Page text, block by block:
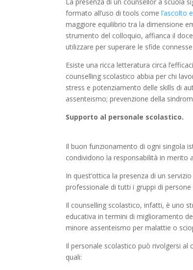
formato all’uso di tools comel’ascolto
maggiore equilibrio tra la dimensione
strumento del colloquio, affianca il
utilizzare per superare le sfide
Esiste una ricca letteratura circa
counselling scolastico abbia per chi
stress e potenziamento delle skills di
assenteismo; prevenzione della
Supporto al personale scolastico.
Il buon funzionamento di ogni singola
condividono la responsabilità in merito
In quest’ottica la presenza di un
professionale di tutti i gruppi di
Il counselling scolastico, infatti, è uno
educativa in termini di miglioramento
minore assenteismo per malattie o
Il personale scolastico può rivolgersi
quali: